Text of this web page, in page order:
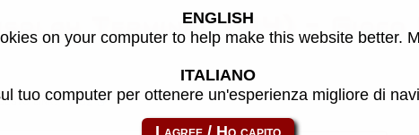
Terminal (M4) - Gioco
link: vt52
ENGLISH
on your computer to help make this website better.
ITALIANO
tuo computer per ottenere un'esperienza migliore di